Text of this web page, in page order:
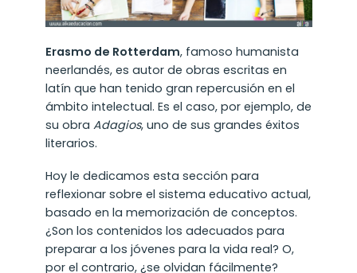
Erasmo de Rotterdam, famoso humanista
neerlandés, es autor de obras escritas en
latín que han tenido gran repercusión en el
ámbito intelectual. Es el caso, por ejemplo, de
su obra Adagios, uno de sus grandes éxitos
literarios.
Hoy le dedicamos esta sección para
reflexionar sobre el sistema educativo actual,
basado en la memorización de conceptos.
¿Son los contenidos los adecuados para
preparar a los jóvenes para la vida real? O,
por el contrario, ¿se olvidan fácilmente?